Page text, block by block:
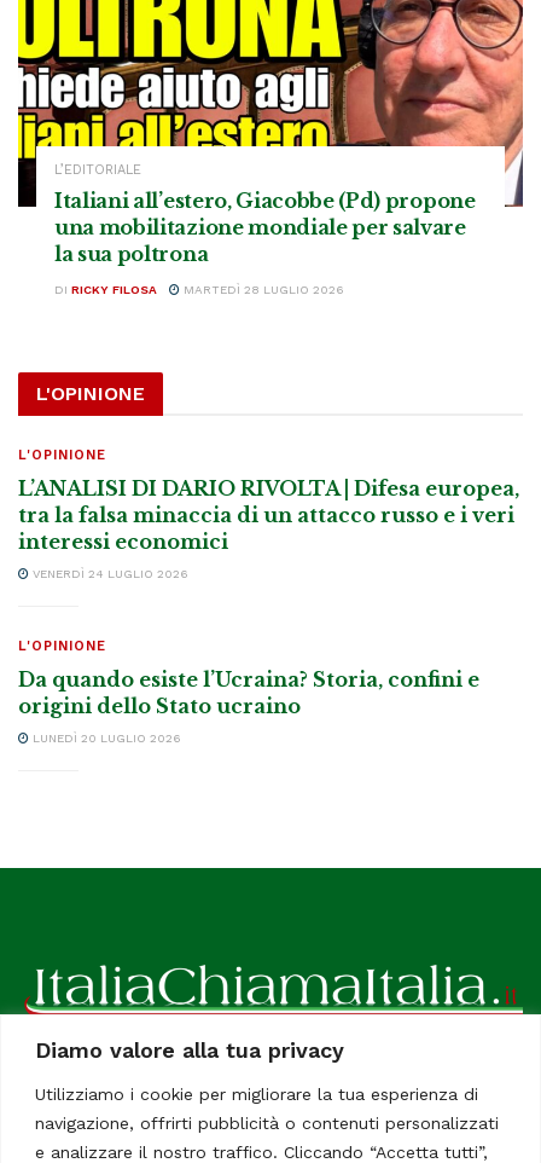
Diamo valore alla tua privacy
Utilizziamo i cookie per migliorare la tua esperienza di
navigazione, offrirti pubblicità o contenuti personalizzati
e analizzare il nostro traffico. Cliccando “Accetta tutti”,
L’EDITORIALE
Italiani all’estero, Giacobbe (Pd) propone
una mobilitazione mondiale per salvare
la sua poltrona
DI RICKY FILOSA MARTEDÌ 28 LUGLIO 2026
L'OPINIONE
L'OPINIONE
L’ANALISI DI DARIO RIVOLTA | Difesa europea,
tra la falsa minaccia di un attacco russo e i veri
interessi economici
VENERDÌ 24 LUGLIO 2026
L'OPINIONE
Da quando esiste l’Ucraina? Storia, confini e
origini dello Stato ucraino
LUNEDÌ 20 LUGLIO 2026
ItaliaChiamaItalia, il TUO quotidiano online preferito.
Dedicato in particolare a tutti gli italiani residenti all'estero.
Tutti i diritti sono riservati. Quotidiano online indipendente